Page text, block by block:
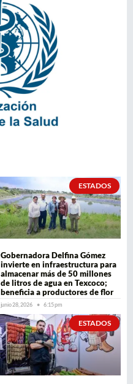
ESTADOS
Gobernadora Delfina Gómez
invierte en infraestructura para
almacenar más de 50 millones
de litros de agua en Texcoco;
beneficia a productores de flor
junio 28, 2026 6:15 pm
ESTADOS